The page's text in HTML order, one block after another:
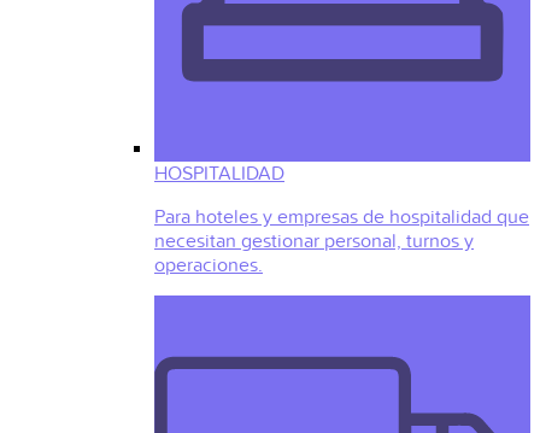
HOSPITALIDAD
Para hoteles y empresas de hospitalidad que
necesitan gestionar personal, turnos y
operaciones.